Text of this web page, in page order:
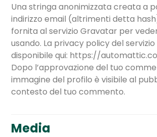
Una stringa anonimizzata creata a
indirizzo email (altrimenti detta
fornita al servizio Gravatar per
usando. La privacy policy del
disponibile qui: https://
Dopo l’approvazione del tuo
immagine del profilo è visibile al
contesto del tuo commento.
Media